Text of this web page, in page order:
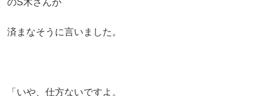
済まなそうに言いました。
「いや、仕方ないですよ。